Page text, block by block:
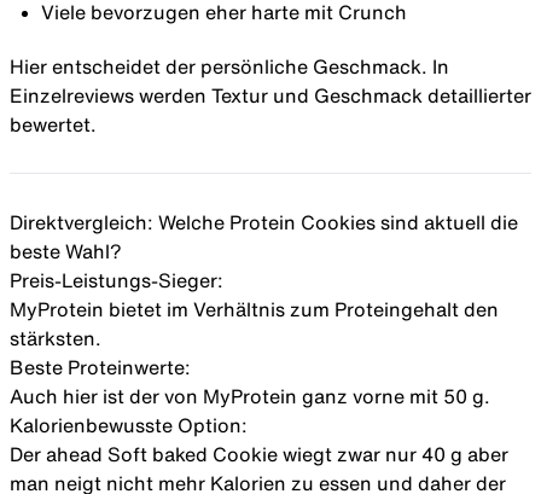
Viele bevorzugen eher harte mit Crunch
Hier entscheidet der persönliche Geschmack. In
Einzelreviews werden Textur und Geschmack detaillierter
bewertet.
Direktvergleich: Welche Protein Cookies sind aktuell die
beste Wahl?
Preis-Leistungs-Sieger:
MyProtein bietet im Verhältnis zum Proteingehalt den
stärksten.
Beste Proteinwerte:
Auch hier ist der von MyProtein ganz vorne mit 50 g.
Kalorienbewusste Option:
Der ahead Soft baked Cookie wiegt zwar nur 40 g aber
man neigt nicht mehr Kalorien zu essen und daher der